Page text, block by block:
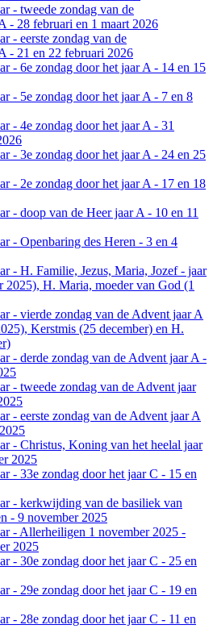
- tweede zondag van de
- 28 februari en 1 maart 2026
- eerste zondag van de
- 21 en 22 februari 2026
- 6e zondag door het jaar A - 14 en 15
- 5e zondag door het jaar A - 7 en 8
- 4e zondag door het jaar A - 31
- 3e zondag door het jaar A - 24 en 25
- 2e zondag door het jaar A - 17 en 18
- doop van de Heer jaar A - 10 en 11
- Openbaring des Heren - 3 en 4
- H. Familie, Jezus, Maria, Jozef - jaar
2025), H. Maria, moeder van God (1
- vierde zondag van de Advent jaar A
Kerstmis (25 december) en H.
- derde zondag van de Advent jaar A -
- tweede zondag van de Advent jaar
- eerste zondag van de Advent jaar A
- Christus, Koning van het heelal jaar
2025
- 33e zondag door het jaar C - 15 en
- kerkwijding van de basiliek van
- 9 november 2025
- Allerheiligen 1 november 2025 -
2025
- 30e zondag door het jaar C - 25 en
- 29e zondag door het jaar C - 19 en
- 28e zondag door het jaar C - 11 en